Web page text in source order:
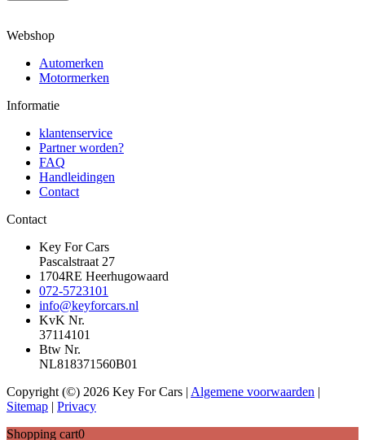
Webshop
Automerken
Motormerken
Informatie
klantenservice
Partner worden?
FAQ
Handleidingen
Contact
Contact
Key For Cars
Pascalstraat 27
1704RE Heerhugowaard
072-5723101
info@keyforcars.nl
KvK Nr.
37114101
Btw Nr.
NL818371560B01
Copyright (©) 2026 Key For Cars | Algemene voorwaarden |
Sitemap | Privacy
Shopping cart0